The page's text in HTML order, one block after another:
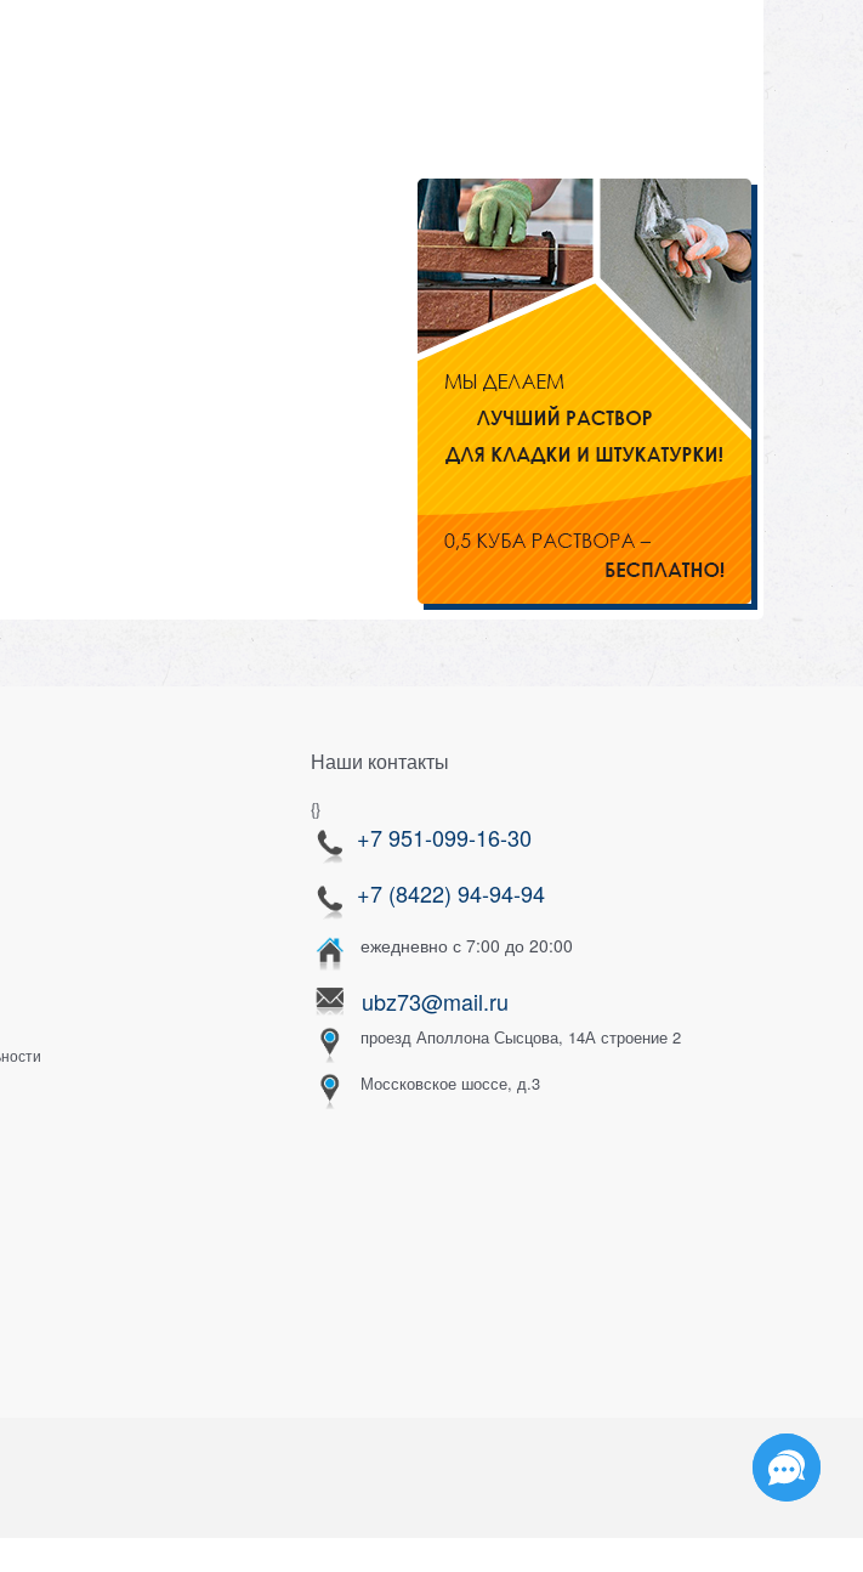
Наши контакты
{}
+7 951-099-16-30
+7 (8422) 94-94-94
ежедневно с 7:00 до 20:00
ubz73@mail.ru
проезд Аполлона Сысцова, 14А строение 2
Моссковское шоссе, д.3